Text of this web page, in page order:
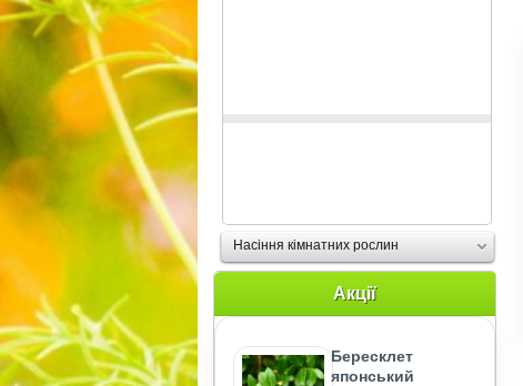
Насіння кімнатних рослин
Акції
Бересклет
японський